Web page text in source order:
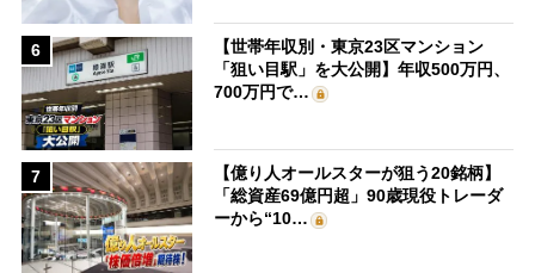
6
【世帯年収別・東京23区マンション
「狙い目駅」を大公開】年収500万円、
700万円で…
7
【億り人オールスターが狙う20銘柄】
「総資産69億円超」90歳現役トレーダ
ーから“10…